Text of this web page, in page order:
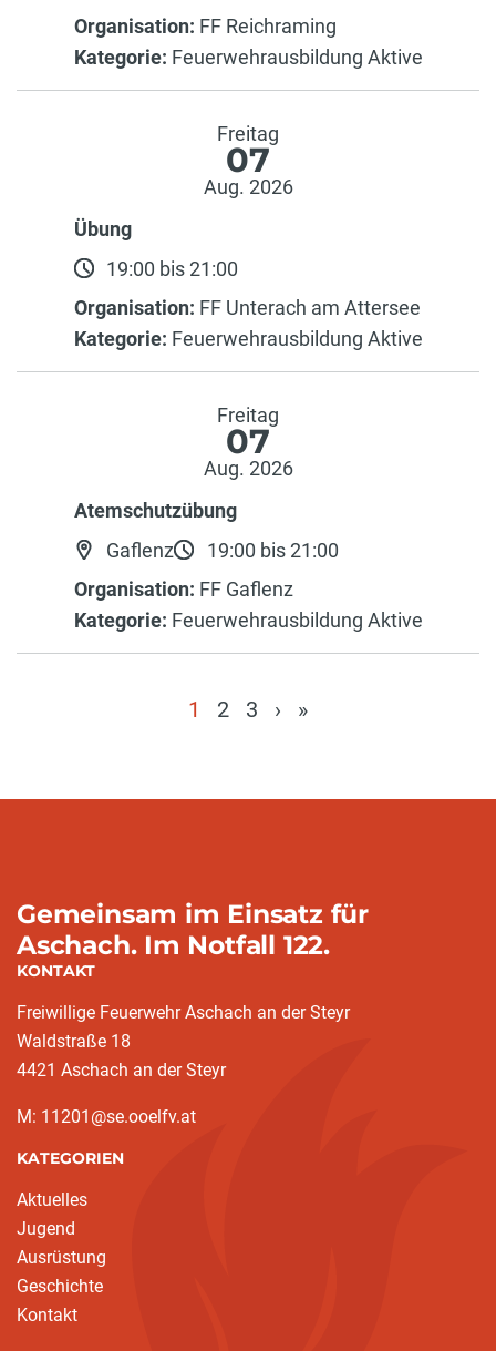
Organisation: FF Reichraming
Kategorie: Feuerwehrausbildung Aktive
Freitag
07
Aug. 2026
Übung
19:00 bis 21:00
Organisation: FF Unterach am Attersee
Kategorie: Feuerwehrausbildung Aktive
Freitag
07
Aug. 2026
Atemschutzübung
Gaflenz
19:00 bis 21:00
Organisation: FF Gaflenz
Kategorie: Feuerwehrausbildung Aktive
1 2 3 › »
Gemeinsam im Einsatz für
Aschach. Im Notfall 122.
KONTAKT
Freiwillige Feuerwehr Aschach an der Steyr
Waldstraße 18
4421 Aschach an der Steyr
M: 11201@se.ooelfv.at
KATEGORIEN
Aktuelles
Jugend
Ausrüstung
Geschichte
Kontakt